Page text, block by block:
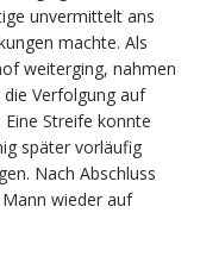
unvermittelt ans
machte. Als
weiterging, nahmen
Verfolgung auf
Streife konnte
später vorläufig
Nach Abschluss
wieder auf